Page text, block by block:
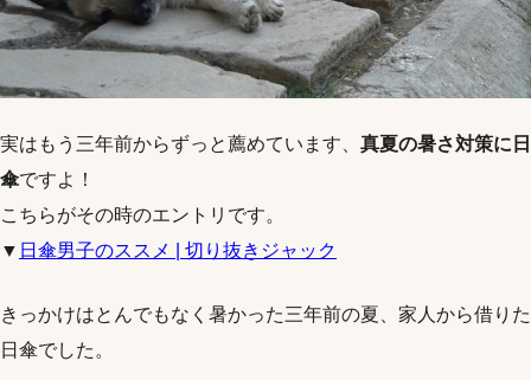
実はもう三年前からずっと薦めています、 真夏の暑さ対策に日
傘ですよ！
こちらがその時のエントリです。
▼ 日傘男子のススメ | 切り抜きジャック
きっかけはとんでもなく暑かった三年前の夏、家人から借りた
日傘でした。